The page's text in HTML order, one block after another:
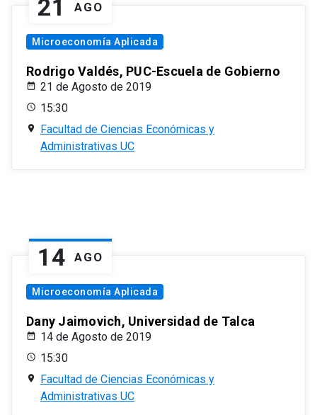
21 AGO
Microeconomía Aplicada
Rodrigo Valdés, PUC-Escuela de Gobierno
21 de Agosto de 2019
15:30
Facultad de Ciencias Económicas y
Administrativas UC
14 AGO
Microeconomía Aplicada
Dany Jaimovich, Universidad de Talca
14 de Agosto de 2019
15:30
Facultad de Ciencias Económicas y
Administrativas UC